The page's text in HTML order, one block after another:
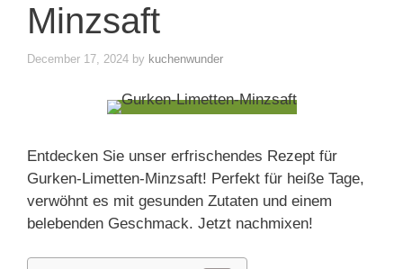
Minzsaft
December 17, 2024 by kuchenwunder
Entdecken Sie unser erfrischendes Rezept für
Gurken-Limetten-Minzsaft! Perfekt für heiße Tage,
verwöhnt es mit gesunden Zutaten und einem
belebenden Geschmack. Jetzt nachmixen!